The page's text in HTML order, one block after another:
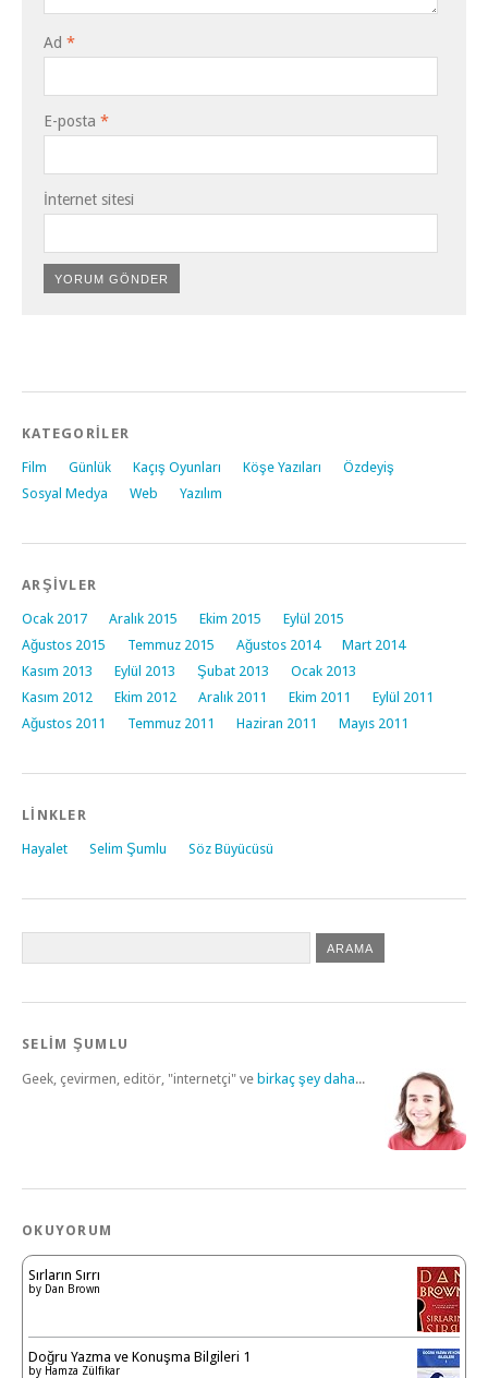
Ad *
E-posta *
İnternet sitesi
KATEGORİLER
Film Günlük Kaçış Oyunları Köşe Yazıları
Özdeyiş
Sosyal Medya
Web Yazılım
ARŞİVLER
Ocak 2017 Aralık 2015 Ekim 2015
Eylül 2015
Ağustos 2015
Temmuz 2015 Ağustos 2014
Mart 2014
Kasım 2013
Eylül 2013 Şubat 2013
Ocak 2013
Kasım 2012
Ekim 2012 Aralık 2011 Ekim 2011
Eylül 2011
Ağustos 2011
Temmuz 2011 Haziran 2011 Mayıs 2011
LINKLER
Hayalet Selim Şumlu Söz Büyücüsü
SELİM ŞUMLU
Geek, çevirmen, editör, "internetçi" ve birkaç şey daha...
OKUYORUM
Sırların Sırrı
by Dan Brown
Doğru Yazma ve Konuşma Bilgileri 1
by Hamza Zülfikar